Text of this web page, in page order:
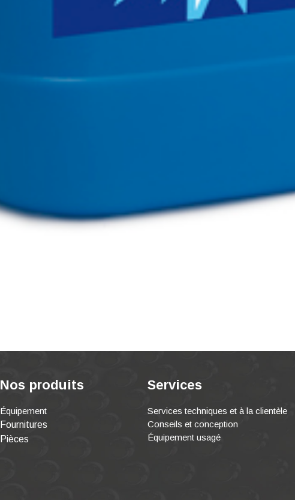
Nos produits
Équipement
Fournitures
Pièces
Services
Services techniques et à la clientèle
Conseils et conception
Équipement usagé